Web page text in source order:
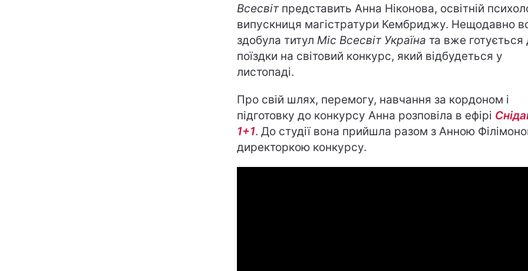
Всесвіт представить Анна Ніконова, освітній
випускниця магістратури Кембриджу. Нещодавно
здобула титул Міс Всесвіт Україна та вже готується
поїздки на світовий конкурс, який відбудеться у
листопаді.
Про свій шлях, перемогу, навчання за кордоном і
підготовку до конкурсу Анна розповіла в ефірі
1+1. До студії вона прийшла разом з Анною
директоркою конкурсу.